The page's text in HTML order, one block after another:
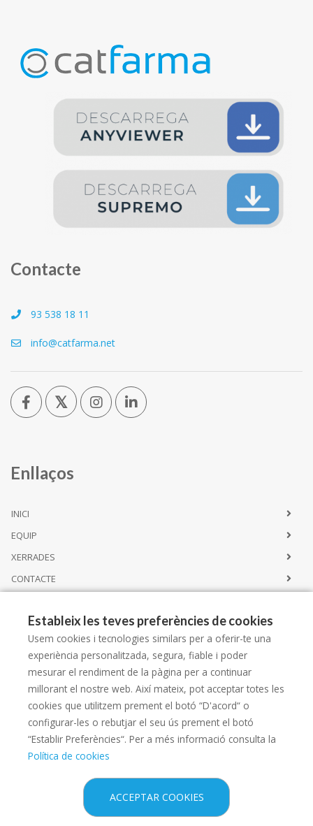
Contacte
93 538 18 11
info@catfarma.net
Enllaços
INICI
EQUIP
XERRADES
CONTACTE
Serveis
EQUIPAMENT
NIXFARMA
Copyright © 2026 -Diseño web- Farmaoffice
Estableix les teves preferències de cookies
Usem cookies i tecnologies similars per a oferir-te una
experiència personalitzada, segura, fiable i poder
mesurar el rendiment de la pàgina per a continuar
millorant el nostre web. Així mateix, pot acceptar totes les
cookies que utilitzem prement el botó “D'acord“ o
configurar-les o rebutjar el seu ús prement el botó
“Establir Preferències“. Per a més informació consulta la
Política de cookies
ACCEPTAR COOKIES